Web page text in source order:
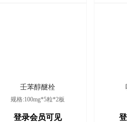
仙源街道甘棠路20、
四川省宜宾市南溪区南
壬苯醇醚栓
规格:100mg*5粒*2板
登录会员可见